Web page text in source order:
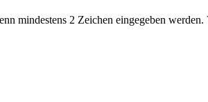
mindestens 2 Zeichen eingegeben